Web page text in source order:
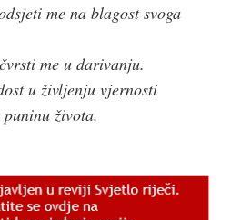
me na blagost svoga
me u darivanju.
u življenju vjernosti
života.